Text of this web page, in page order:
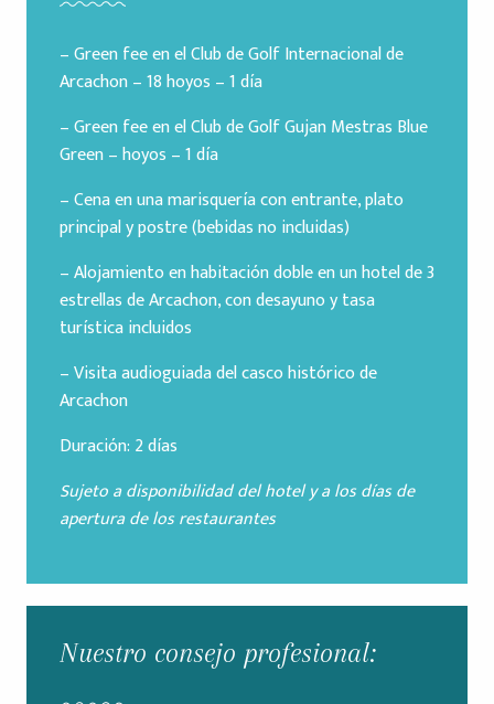
– Green fee en el Club de Golf Internacional de
Arcachon – 18 hoyos – 1 día
– Green fee en el Club de Golf Gujan Mestras Blue
Green – hoyos – 1 día
– Cena en una marisquería con entrante, plato
principal y postre (bebidas no incluidas)
– Alojamiento en habitación doble en un hotel de 3
estrellas de Arcachon, con desayuno y tasa
turística incluidos
– Visita audioguiada del casco histórico de
Arcachon
Duración: 2 días
Sujeto a disponibilidad del hotel y a los días de
apertura de los restaurantes
Nuestro consejo profesional: